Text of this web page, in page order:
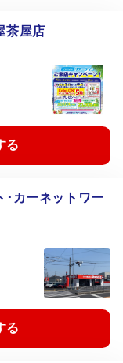
茶屋店
る
カーネットワー
る